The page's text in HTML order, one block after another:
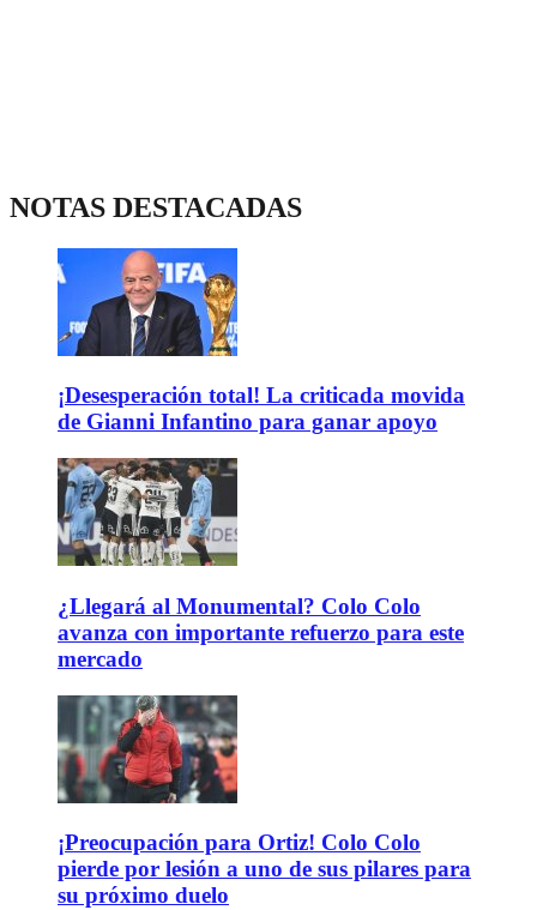
NOTAS DESTACADAS
¡Desesperación total! La criticada movida
de Gianni Infantino para ganar apoyo
¿Llegará al Monumental? Colo Colo
avanza con importante refuerzo para este
mercado
¡Preocupación para Ortiz! Colo Colo
pierde por lesión a uno de sus pilares para
su próximo duelo